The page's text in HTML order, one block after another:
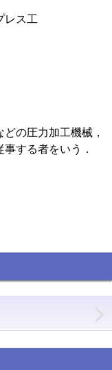
レス工
の圧力加工機械，
する者をいう．